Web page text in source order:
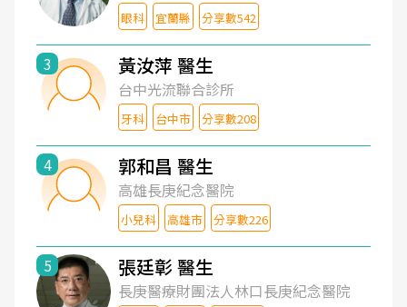
眼科 宜蘭縣 分享數542
3 黃汝萍 醫生
台中光流聯合診所
牙科 台中市 分享數208
4 郭和昌 醫生
高雄長庚紀念醫院
小兒科 高雄市 分享數226
5 張廷彰 醫生
長庚醫療財團法人林口長庚紀念醫院